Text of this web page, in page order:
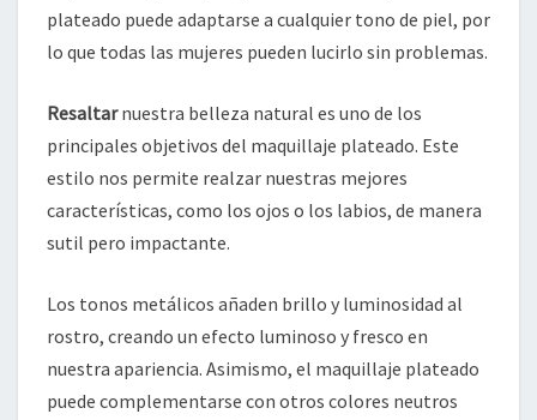
plateado puede adaptarse a cualquier tono de piel, por
lo que todas las mujeres pueden lucirlo sin problemas.
Resaltarnuestra belleza natural es uno de los
principales objetivos del maquillaje plateado. Este
estilo nos permite realzar nuestras mejores
características, como los ojos o los labios, de manera
sutil pero impactante.
Los tonos metálicos añaden brillo y luminosidad al
rostro, creando un efecto luminoso y fresco en
nuestra apariencia. Asimismo, el maquillaje plateado
puede complementarse con otros colores neutros